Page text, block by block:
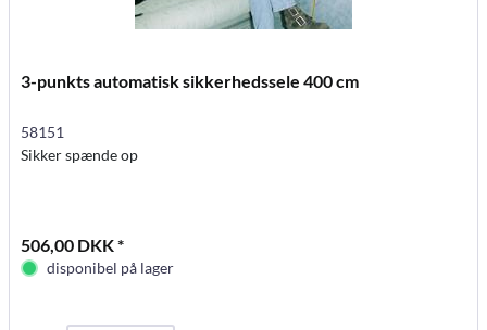
3-punkts automatisk sikkerhedssele 400 cm
58151
Sikker spænde op
506,00 DKK *
disponibel på lager